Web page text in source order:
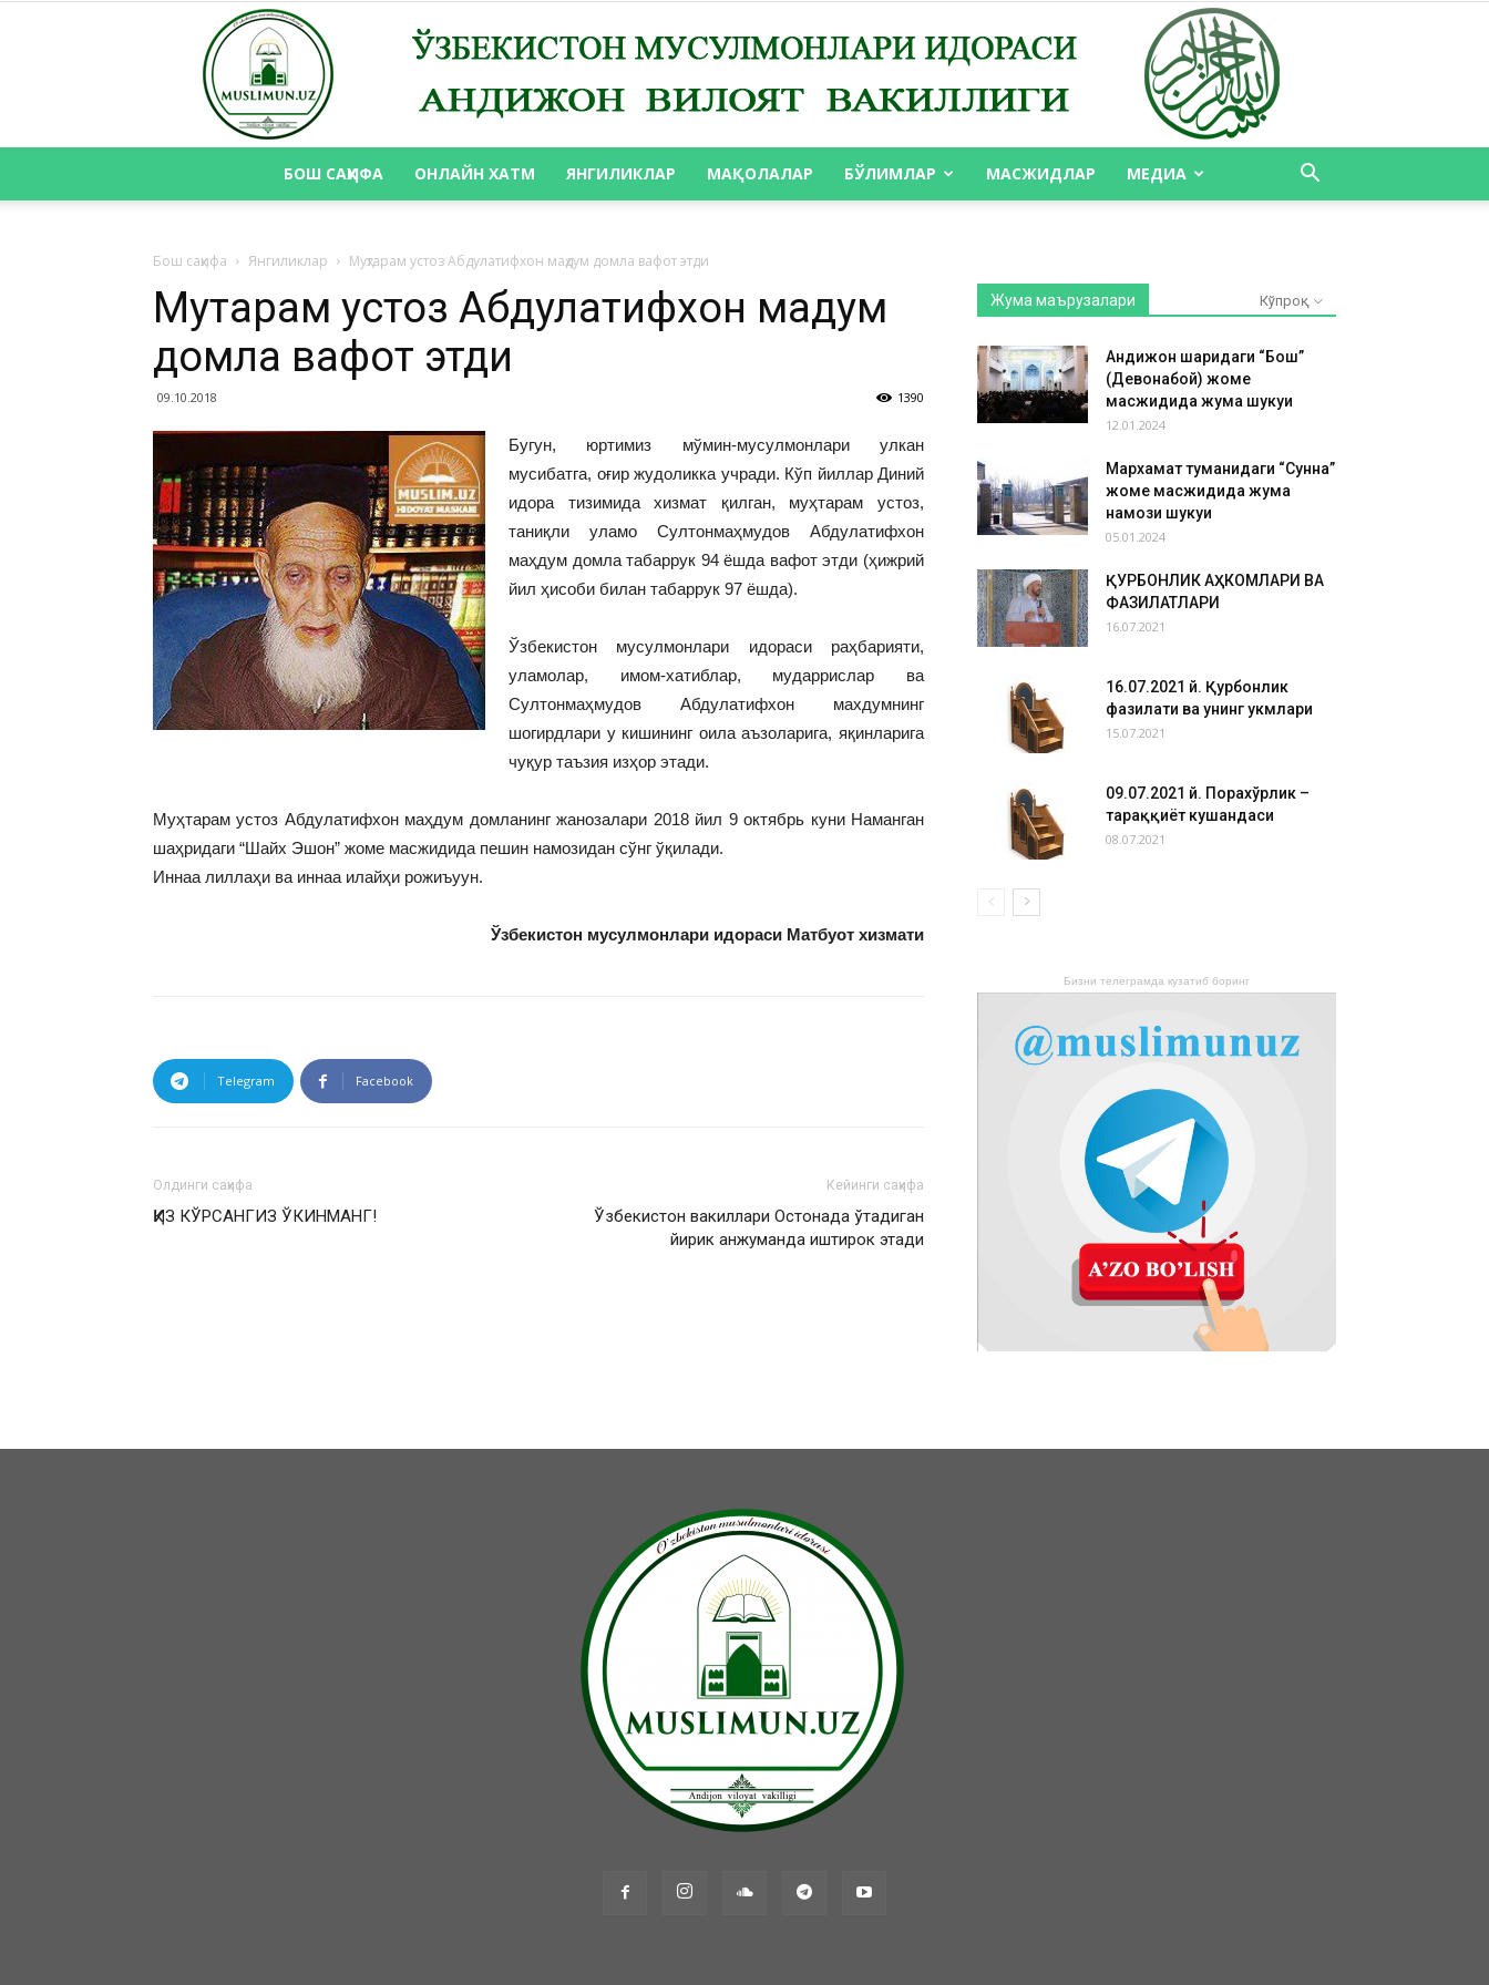
ВАКИЛЛИГИ
БОШ САҲИФА ОНЛАЙН ХАТМ ЯНГИЛИКЛАР МАҚОЛАЛАР БЎЛИМЛАР МАСЖИДЛАР МЕДИА
Бош саҳифа Янгиликлар Муҳтарам устоз Абдулатифхон маҳдум домла вафот этди
Муҳтарам устоз Абдулатифхон маҳдум
домла вафот этди
09.10.2018 1390
Бугун, юртимиз мўмин-мусулмонлари улкан
мусибатга, оғир жудоликка учради. Кўп йиллар Диний
идора тизимида хизмат қилган, муҳтарам устоз,
таниқли уламо Султонмаҳмудов Абдулатифхон
маҳдум домла табаррук 94 ёшда вафот этди (ҳижрий
йил ҳисоби билан табаррук 97 ёшда).
Ўзбекистон мусулмонлари идораси раҳбарияти,
уламолар, имом-хатиблар, мударрислар ва
Султонмаҳмудов Абдулатифхон махдумнинг
шогирдлари у кишининг оила аъзоларига, яқинларига
чуқур таъзия изҳор этади.
Муҳтарам устоз Абдулатифхон маҳдум домланинг жанозалари 2018 йил 9 октябрь куни Наманган
шаҳридаги “Шайх Эшон” жоме масжидида пешин намозидан сўнг ўқилади.
Иннаа лиллаҳи ва иннаа илайҳи рожиъуун.
Ўзбекистон мусулмонлари идораси Матбуот хизмати
Telegram Facebook
Олдинги саҳифа
ҚИЗ КЎРСАНГИЗ ЎКИНМАНГ!
Кейинги саҳифа
Ўзбекистон вакиллари Остонада ўтадиган
йирик анжуманда иштирок этади
Жума маърузалари Кўпроқ
Андижон шаҳридаги “Бош”
(Девонабой) жоме
масжидида жума шукуҳи
12.01.2024
Мархамат туманидаги “Сунна”
жоме масжидида жума
намози шукуҳи
05.01.2024
ҚУРБОНЛИК АҲКОМЛАРИ ВА
ФАЗИЛАТЛАРИ
16.07.2021
16.07.2021 й. Қурбонлик
фазилати ва унинг ҳукмлари
15.07.2021
09.07.2021 й. Порахўрлик –
тараққиёт кушандаси
08.07.2021
Бизни телеграмда кузатиб боринг